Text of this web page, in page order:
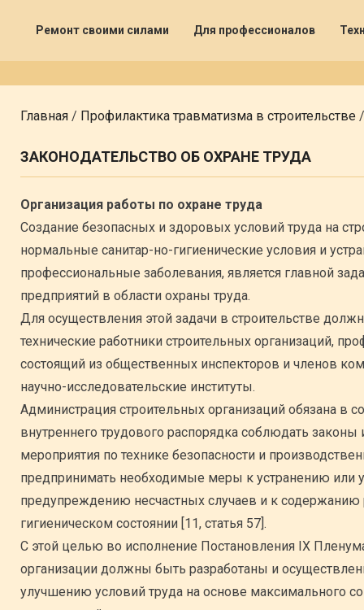
Ремонт своими силами Для профессионалов
Главная / Профилактика травматизма в строительстве
ЗАКОНОДАТЕЛЬСТВО ОБ ОХРАНЕ ТРУДА
Организация работы по охране труда
Создание безопасных и здоровых условий труда на
нормальные санитар-но-гигиенические условия и
профессиональные заболевания, является главной
предприятий в области охраны труда.
Для осуществления этой задачи в строительстве
технические работники строительных организаций,
состоящий из общественных инспекторов и членов
научно-исследовательские институты.
Администрация строительных организаций обязана в
внутреннего трудового распорядка соблюдать законы
мероприятия по технике безопасности и
предпринимать необходимые меры к устранению
предупреждению несчастных случаев и к
гигиеническом состоянии [11, статья 57].
С этой целью во исполнение Постановления IX
организации должны быть разработаны и
улучшению условий труда на основе максимального